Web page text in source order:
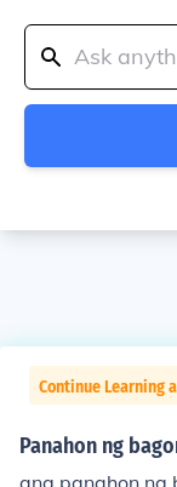
Continue Learning
Panahon ng
ang panahon ng